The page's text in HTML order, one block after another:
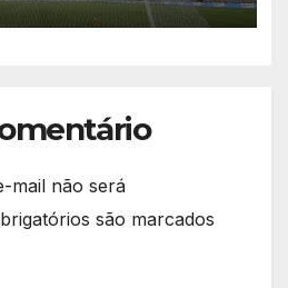
mail não será
são marcados